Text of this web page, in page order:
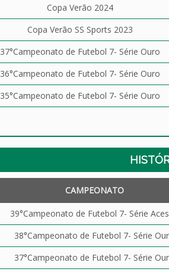
Copa Verão 2024
Copa Verão SS Sports 2023
37°Campeonato de Futebol 7- Série Ouro
36°Campeonato de Futebol 7- Série Ouro
35°Campeonato de Futebol 7- Série Ouro
CAMPEONATO
39°Campeonato de Futebol 7- Série
38°Campeonato de Futebol 7- Série
37°Campeonato de Futebol 7- Série